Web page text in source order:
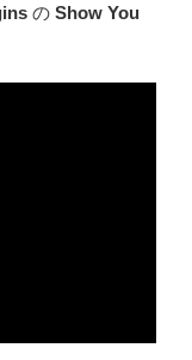
の Show You